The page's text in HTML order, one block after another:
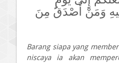
فِيهِ وَمَنْ أَصْدَقُ مِنَ
Barang siapa yang
niscaya ia akan